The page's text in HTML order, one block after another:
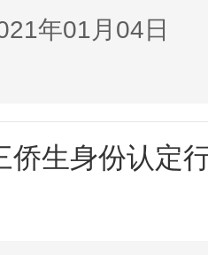
年01月04日
侨生身份认定